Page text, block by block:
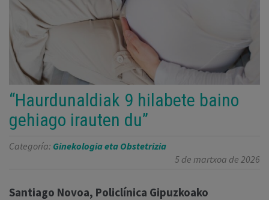
“Haurdunaldiak 9 hilabete baino
gehiago irauten du”
Categoría: Ginekologia eta Obstetrizia
5 de martxoa de 2026
Santiago Novoa, Policlínica Gipuzkoako